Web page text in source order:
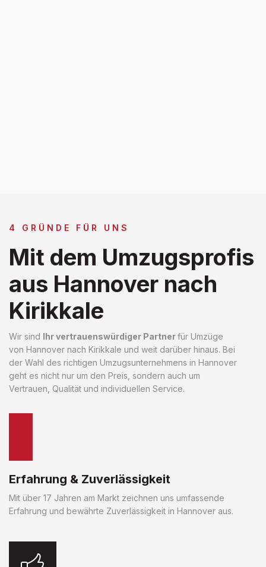
4 GRÜNDE FÜR UNS
Mit dem Umzugsprofis
aus Hannover nach
Kirikkale
Wir sind Ihr vertrauenswürdiger Partnerfür Umzüge
von Hannover nach Kirikkale und weit darüber hinaus. Bei
der Wahl des richtigen Umzugsunternehmens in Hannover
geht es nicht nur um den Preis, sondern auch um
Vertrauen, Qualität und individuellen Service.
Erfahrung & Zuverlässigkeit
Mit über 17 Jahren am Markt zeichnen uns umfassende
Erfahrung und bewährte Zuverlässigkeit in Hannover aus.